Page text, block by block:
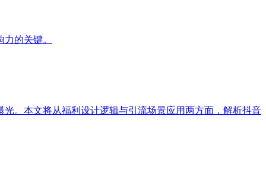
的关键。
。本文将从福利设计逻辑与引流场景应用两方面，解析抖音